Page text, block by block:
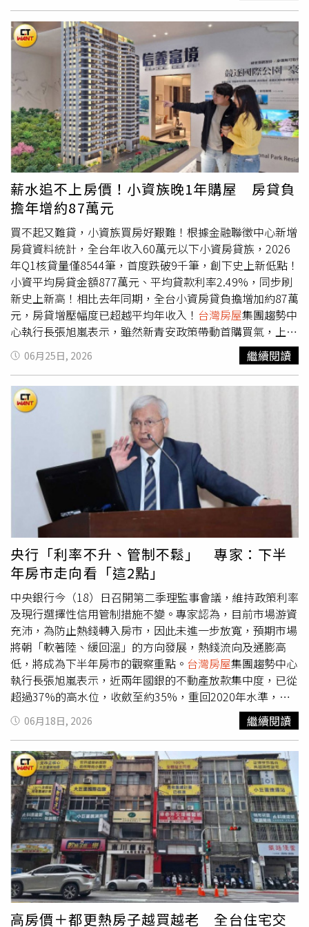
後，首購族擁有更多看屋、比價與議價時間，不必像過去一
樣急著追價。只要收入穩定、信用條件良好，仍有機會取得
房貸，並在市場盤整期間挑選更符合需求的產品。Q6：房
市降溫，對長期置產族反而是機會嗎？對重視長期持有的人
而言，市場降溫有助降低追高風險，也能更從容評估區域發
展與產品條件。具備產業聚落、交通建設、人口移入及成熟
生活機能的區域，仍有機會展現較強的保值與成長潛力。
Q7：現在房市還有哪些區域值得關注？市場已從全面普漲
轉向「選區不選市」。具備AI科技產業、重大交通建設、就
業機會、人口紅利及完整生活機能的區域，通常擁有較穩定
的自住需求，也更有機會在市場盤整中率先回穩。Q8：整
體來看，房市目前最正向的訊號是什麼？最正向的訊號，是
房市資金沒有全面撤離，首購、自住、換屋及交屋需求仍持
續支撐市場。隨著短期炒作降溫，市場正從過熱走向健康，
未來房價與交易也將更回歸區域基本面與真實需求。股市賺
飽錢去哪？專家：「這波」恐回流房市股市賺飽錢去哪？專
家：「這波」恐回流房市房貸占比降了！房貸餘額卻衝
15.25兆 專家揭房市真相
（Fed）過去為抑制通膨曾採取連續升息措施，相較之下，
台灣央行近3年以物價穩定為由維持利率不變，政策方向值
得重新檢視。他透露，央行內部也並非完全一致支持凍結利
率，已有理事認為目前可能是升息時機。他寫道：「面對如
此真實的物價壓力，連央行內部都不再是一致通過凍漲，有
理事已明確指出現在是升息的時機！」最後，王世堅要求央
行，不應再以「物價平穩」淡化通膨現況，面對房價高漲與
生活成本增加，應持續維持房市信用管制，並重新評估利率
政策，避免資金過度流向房地產市場，「否則只是讓升斗小
民的購屋夢更加遙不可及！」大盤跌、營建漲！ 專家揭輪
動2關鍵：房市回溫前兆台積電1個月漲12%！ 他問「哪區
房價跟得上」 釣出包租公揭致富密碼台積電帶旺高雄！ 年
收「百萬里」暴增13個 這里房價最抗跌
際態度也更為保守，也讓小資購屋力明顯壓縮。張旭嵐表
示，近年房價持續墊高，加上限貸措施未明顯鬆綁，使小資
購屋族面臨「房價高、自備款增加、貸款難」三重壓力。以
今年Q1平均購屋總價已突破千萬元門檻，同時平均核貸成
數創2020年信用管制以來新低，降至僅剩74.72%，等於平
均自備款成數約要2成5，加上利率條件創高，顯示銀行審核
仍趨於保守，尤其對財務條件有限的客群可能更為謹慎，讓
小資族不只購屋門檻越來越高，還越來越難貸。小資房貸全
面升壓 台南負擔年增不輸雙北進一步觀察，年收60萬以下
小資房貸族，平均房屋鑑估值全面站上千萬元大關！房貸負
擔也跟著全面升壓，雙北小資房貸金額持續居高，平均要扛
破千萬元房貸，晚一年入手，房貸負擔皆跳增破百萬元；中
南部小資雖成家壓力較輕，但負擔同步加壓，其中，台南市
增壓幅度不輸雙北，房貸負擔年增額同樣突破百萬元！六都
僅桃園年增30萬元，貸款壓力增幅較緩。台灣房屋 集團趨勢
中心經理李家妮表示，雙北高房價已是長期現象，但台南近
年房貸負擔快速增加，增幅已不輸雙北，更凸顯產業投資與
建設題材帶動的房價升值效應。除了南科產業聚落持續擴
張，拉抬整體房價基期墊高之外，包括平實重劃區、九份子
等熱門重劃區開發紅利持續發酵，高總價住宅供給與需求同
步增加，其中平實重劃區新案成交單價更已站上6字頭，改
寫台南房價新高，也進一步帶動周邊房價走揚，加重小資族
購屋負擔。李家妮表示，小資購屋門檻已邁入「千萬住宅」
時代，由於房價上漲速度明顯快於薪資成長，加上銀行核貸
條件仍嚴、自備款門檻提高，對年收水位較低的小資族群而
言，購屋大門恐將愈來愈窄。房市翻身訊號浮現？ 專家預
言反攻三部曲：2027下半年有望回溫郭明鑑兼職風波延
燒！蔡鎮宇發3點聲明：金管會要徹查疏失連續兩日成交量
奪冠！00407A超越00981A、00403A 主動ETF新星掀熱潮
薪水追不上房價！小資族晚1年購屋 房貸負
擔年增約87萬元
買不起又難貸，小資族買房好艱難！根據金融聯徵中心新增
房貸資料統計，全台年收入60萬元以下小資房貸族，2026
年Q1核貸量僅8544筆，首度跌破9千筆，創下史上新低點！
小資平均房貸金額877萬元、平均貸款利率2.49%，同步刷
新史上新高！相比去年同期，全台小資房貸負擔增加約87萬
元，房貸增壓幅度已超越平均年收入！ 台灣房屋集團趨勢中
心執行長張旭嵐表示，雖然新青安政策帶動首購買氣，上路
以來小資核貸量一度衝上單季1.8萬筆高峰，不過限貸令後
銀行核貸從嚴，財務條件有限的小資族，在房市盤整之際態
年房價持續墊高，加上限貸措施未明顯鬆綁，使小資購屋族
面臨「房價高、自備款增加、貸款難」三重壓力。以今年
Q1平均購屋總價已突破千萬元門檻，同時平均核貸成數創
2020年信用管制以來新低，降至僅剩74.72%，等於平均自
備款成數約要2成5，加上利率條件創高，顯示銀行審核仍趨
於保守，尤其對財務條件有限的客群可能更為謹慎，讓小資
族不只購屋門檻越來越高，還越來越難貸。進一步觀察，雙
北小資族平均要扛破千萬元房貸，晚一年入手，房貸負擔皆
跳增破百萬元；中南部小資雖成家壓力較輕，但負擔同步加
壓，其中，台南市增壓幅度不輸雙北，房貸負擔年增額同樣
突破百萬元！六都僅桃園年增30萬元，貸款壓力增幅較緩。
台灣房屋集團趨勢中心經理李家妮表示，雙北高房價已是長
期現象，但台南近年房貸負擔快速增加，增幅已不輸雙北，
更凸顯產業投資與建設題材帶動的房價升值效應。除了南科
產業聚落持續擴張，拉抬整體房價基期墊高之外，包括平實
重劃區、九份子等熱門重劃區開發紅利持續發酵，高總價住
宅供給與需求同步增加，其中平實重劃區新案成交單價更已
站上6字頭，改寫台南房價新高，也進一步帶動周邊房價走
揚，加重小資族購屋負擔。李家妮表示，小資購屋門檻已邁
入「千萬住宅」時代，由於房價上漲速度明顯快於薪資成
長，加上銀行核貸條件仍嚴、自備款門檻提高，對年收水位
較低的小資族群而言，購屋大門恐將愈來愈窄。
06月25日, 2026 繼續閱讀
央行「利率不升、管制不鬆」 專家：下半
年房市走向看「這2點」
中央銀行今（18）日召開第二季理監事會議，維持政策利率
及現行選擇性信用管制措施不變。專家認為，目前市場游資
充沛，為防止熱錢轉入房市，因此未進一步放寬，預期市場
將朝「軟著陸、緩回溫」的方向發展，熱錢流向及通膨高
低，將成為下半年房市的觀察重點。 台灣房屋集團趨勢中心
執行長張旭嵐表示，近兩年國銀的不動產放款集中度，已從
超過37%的高水位，收斂至約35%，重回2020年水準，落
實了央行避免信用資源過度傾向房市的政策目標。但當前股
市大熱，市場游資充沛，為防熱錢轉入房市，央行對信用管
制謹守「緊抓輕放」的原則，且Q1已針對換屋族鬆綁1成，
短期內不宜加速放寬動作。日前，央行總裁楊金龍日前一句
「信用管制就到這裡」，引發各界對信用管制調整的諸多聯
想，不少業者期待管制鬆綁。如今定案一切維持現狀，科達
建築董事長賴建程表示，雖市場預期換屋貸款成數能提升，
但政策不變對市場而言，沒有進一步的措施就是好消息！房
地產目前是「短空長多」，賴建程建議政府多關注首購族群
的權益，「現階段真正影響市場的，不只是政策，還有銀行
資金、貸款條件與買方購屋信心。」賴建程進一步指出，第
一線案場不乏來客量，但受到整體觀望氛圍、貸款限制，購
屋民眾信心持續遞延，成交就自然撲空。因此，建請政府可
06月18日, 2026 繼續閱讀
高房價＋都更熱房子越買越老 全台住宅交